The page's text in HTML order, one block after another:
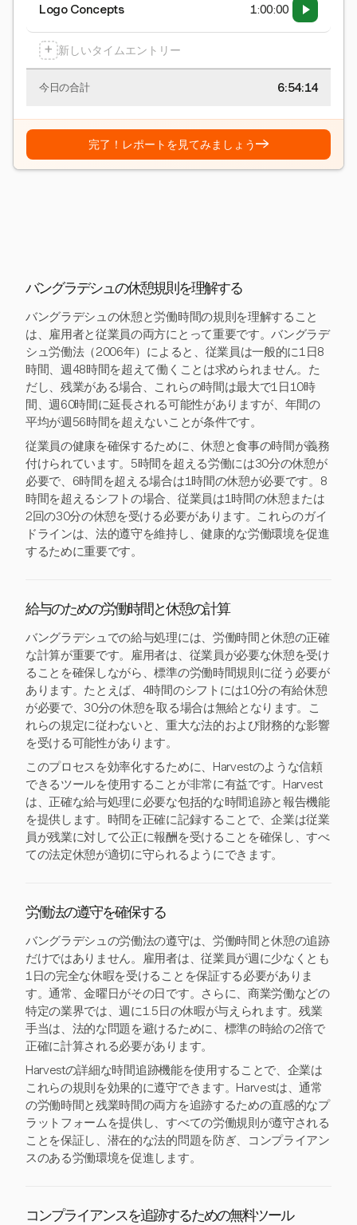
Logo Concepts 1:00:00
+ 新しいタイムエントリー
今日の合計 6:54:15
完了！レポートを見てみましょう→
バングラデシュの休憩規則を理解する
バングラデシュの休憩と労働時間の規則を理解すること
は、雇用者と従業員の両方にとって重要です。バングラデ
シュ労働法（2006年）によると、従業員は一般的に1日8
時間、週48時間を超えて働くことは求められません。た
だし、残業がある場合、これらの時間は最大で1日10時
間、週60時間に延長される可能性がありますが、年間の
平均が週56時間を超えないことが条件です。
従業員の健康を確保するために、休憩と食事の時間が義務
付けられています。5時間を超える労働には30分の休憩が
必要で、6時間を超える場合は1時間の休憩が必要です。8
時間を超えるシフトの場合、従業員は1時間の休憩または
2回の30分の休憩を受ける必要があります。これらのガイ
ドラインは、法的遵守を維持し、健康的な労働環境を促進
するために重要です。
給与のための労働時間と休憩の計算
バングラデシュでの給与処理には、労働時間と休憩の正確
な計算が重要です。雇用者は、従業員が必要な休憩を受け
ることを確保しながら、標準の労働時間規則に従う必要が
あります。たとえば、4時間のシフトには10分の有給休憩
が必要で、30分の休憩を取る場合は無給となります。こ
れらの規定に従わないと、重大な法的および財務的な影響
を受ける可能性があります。
このプロセスを効率化するために、Harvestのような信頼
できるツールを使用することが非常に有益です。Harvest
は、正確な給与処理に必要な包括的な時間追跡と報告機能
を提供します。時間を正確に記録することで、企業は従業
員が残業に対して公正に報酬を受けることを確保し、すべ
ての法定休憩が適切に守られるようにできます。
労働法の遵守を確保する
バングラデシュの労働法の遵守は、労働時間と休憩の追跡
だけではありません。雇用者は、従業員が週に少なくとも
1日の完全な休暇を受けることを保証する必要がありま
す。通常、金曜日がその日です。さらに、商業労働などの
特定の業界では、週に1.5日の休暇が与えられます。残業
手当は、法的な問題を避けるために、標準の時給の2倍で
正確に計算される必要があります。
Harvestの詳細な時間追跡機能を使用することで、企業は
これらの規則を効果的に遵守できます。Harvestは、通常
の労働時間と残業時間の両方を追跡するための直感的なプ
ラットフォームを提供し、すべての労働規則が遵守される
ことを保証し、潜在的な法的問題を防ぎ、コンプライアン
スのある労働環境を促進します。
コンプライアンスを追跡するための無料ツール